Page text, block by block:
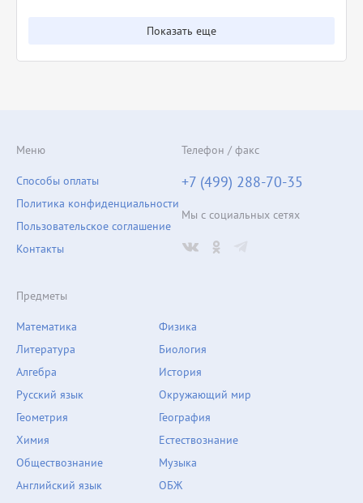
Показать еще
Предметы
Математика
Литература
Алгебра
Русский язык
Геометрия
Химия
Физика
Биология
История
Окружающий мир
География
Естествознание
Обществознание
Английский язык
Музыка
ОБЖ
Меню
Способы оплаты
Политика конфиденциальности
Пользовательское соглашение
Контакты
Телефон / факс
+7 (499) 288-70-35
Мы с социальных сетях